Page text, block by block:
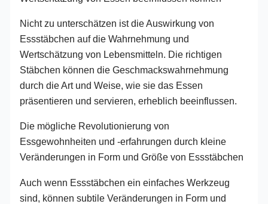
Nicht zu unterschätzen ist die Auswirkung von
Essstäbchen auf die Wahrnehmung und
Wertschätzung von Lebensmitteln. Die richtigen
Stäbchen können die Geschmackswahrnehmung
durch die Art und Weise, wie sie das Essen
präsentieren und servieren, erheblich beeinflussen.
Die mögliche Revolutionierung von
Essgewohnheiten und -erfahrungen durch kleine
Veränderungen in Form und Größe von Essstäbchen
Auch wenn Essstäbchen ein einfaches Werkzeug
sind, können subtile Veränderungen in Form und